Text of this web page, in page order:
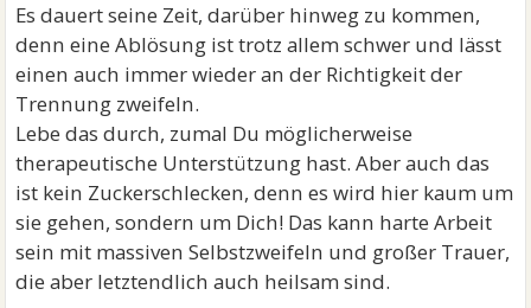
Es dauert seine Zeit, darüber hinweg zu kommen,
denn eine Ablösung ist trotz allem schwer und lässt
einen auch immer wieder an der Richtigkeit der
Trennung zweifeln.
Lebe das durch, zumal Du möglicherweise
therapeutische Unterstützung hast. Aber auch das
ist kein Zuckerschlecken, denn es wird hier kaum um
sie gehen, sondern um Dich! Das kann harte Arbeit
sein mit massiven Selbstzweifeln und großer Trauer,
die aber letztendlich auch heilsam sind.